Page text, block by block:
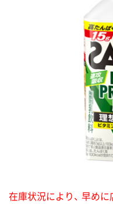
在庫状況により、 早め